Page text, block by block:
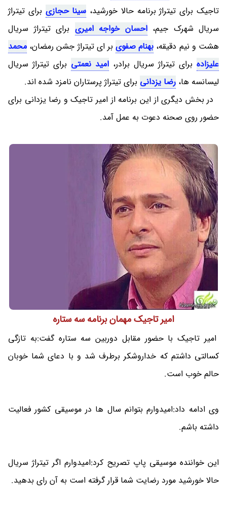
تاجیک برای تیتراژ برنامه حالا خورشید، سینا حجازی برای تیتراژ
سریال شهرک جیم،احسان خواجه امیری برای تیتراژ سریال
هشت و نیم دقیقه، بهنام صفویبر ای تیتراژ جشن رمضان، محمد
علیزاده برای تیتراژ سریال برادر، امید نعمتی برای تیتراژ سریال
لیسانسه ها، رضا یزدانی برای تیتراژ پرستاران نامزد شده اند.
در بخش دیگری از این برنامه از امیر تاجیک و رضا یزدانی برای
حضور روی صحنه دعوت به عمل آمد.
امیر تاجیک مهمان برنامه سه ستاره
امیر تاجیک با حضور مقابل دوربین سه ستاره گفت:به تازگی
کسالتی داشتم که خداروشکر برطرف شد و با دعای شما خوبان
حالم خوب است.
وی ادامه داد:امیدوارم بتوانم سال ها در موسیقی کشور فعالیت
داشته باشم.
این خواننده موسیقی پاپ تصریح کرد:امیدوارم اگر تیتراژ سریال
حالا خورشید مورد رضایت شما قرار گرفته است به آن رای بدهید.